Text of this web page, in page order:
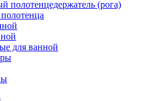
полотенцедержатель (рога)
для ванной